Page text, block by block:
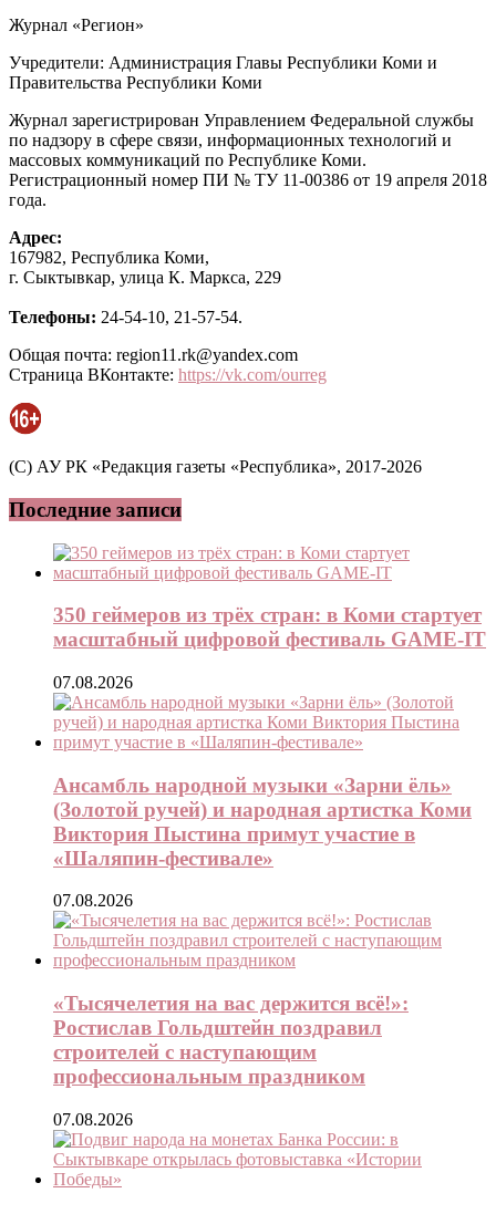
Журнал «Регион»
Учредители: Администрация Главы Республики Коми и
Правительства Республики Коми
Журнал зарегистрирован Управлением Федеральной службы
по надзору в сфере связи, информационных технологий и
массовых коммуникаций по Республике Коми.
Регистрационный номер ПИ № ТУ 11-00386 от 19 апреля 2018
года.
Адрес:
167982, Республика Коми,
г. Сыктывкар, улица К. Маркса, 229
Телефоны: 24-54-10, 21-57-54.
Общая почта: region11.rk@yandex.com
Страница ВКонтакте: https://vk.com/ourreg
(C) АУ РК «Редакция газеты «Республика», 2017-2026
Последние записи
350 геймеров из трёх стран: в Коми стартует
масштабный цифровой фестиваль GAME-IT
07.08.2026
Ансамбль народной музыки «Зарни ёль»
(Золотой ручей) и народная артистка Коми
Виктория Пыстина примут участие в
«Шаляпин-фестивале»
07.08.2026
«Тысячелетия на вас держится всё!»:
Ростислав Гольдштейн поздравил
строителей с наступающим
профессиональным праздником
07.08.2026